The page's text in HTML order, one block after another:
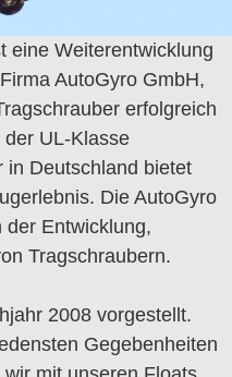
eine Weiterentwicklung
AutoGyro GmbH,
erfolgreich
UL-Klasse
in Deutschland bietet
Die AutoGyro
der Entwicklung,
Tragschraubern.
2008 vorgestellt.
Gegebenheiten